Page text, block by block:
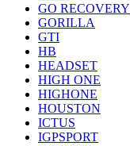
GO RECOVERY
GORILLA
GTI
HB
HEADSET
HIGH ONE
HIGHONE
HOUSTON
ICTUS
IGPSPORT